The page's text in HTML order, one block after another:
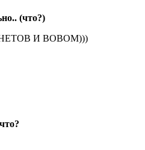
(что?)
И ВОВОМ)))